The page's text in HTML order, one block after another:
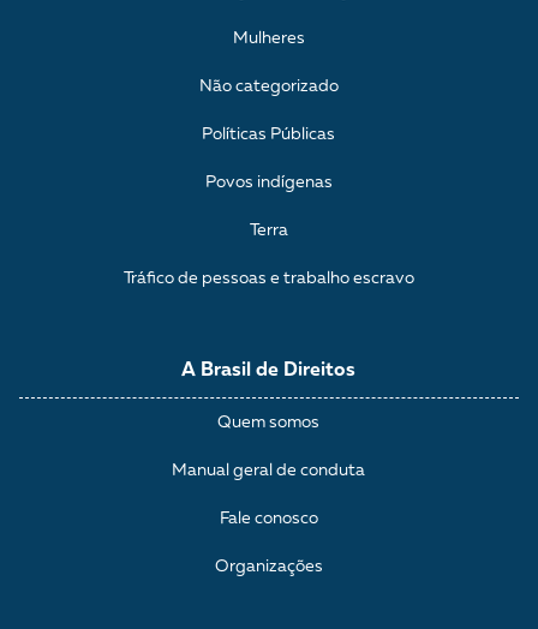
A Brasil de Direitos
Quem somos
Manual geral de conduta
Fale conosco
Organizações
Mulheres
Não categorizado
Políticas Públicas
Povos indígenas
Terra
Tráfico de pessoas e trabalho escravo